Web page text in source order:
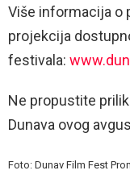
Više informacija o
projekcija
festivala:
Ne propustite
Dunava ovog
Foto: Dunav Film Fest